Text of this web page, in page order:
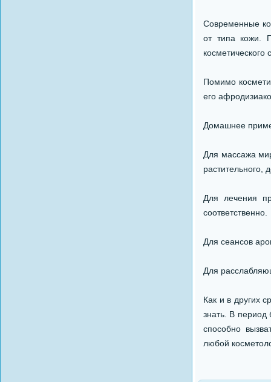
Современные
от типа кожи.
косметического
Помимо
его
Домашнее
Для массажа
растительного,
Для лечения
соответственно.
Для сеансов
Для
Как и в других
знать. В период
способно
любой